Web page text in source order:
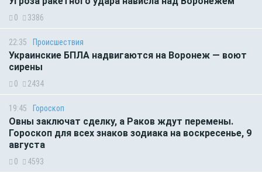
0 3386
22:35 Происшествия
Украинские БПЛА надвигаются на Воронеж — воют
сирены
0 2434
19:45 Гороскоп
Овны заключат сделку, а Раков ждут перемены.
Гороскоп для всех знаков зодиака на воскресенье, 9
августа
0 4593